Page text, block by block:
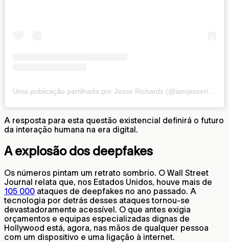
A resposta para esta questão existencial definirá o futuro
da interação humana na era digital.
A explosão dos deepfakes
Os números pintam um retrato sombrio. O Wall Street
Journal relata que, nos Estados Unidos, houve mais de
105 000 ataques de deepfakes no ano passado. A
tecnologia por detrás desses ataques tornou-se
devastadoramente acessível. O que antes exigia
orçamentos e equipas especializadas dignas de
Hollywood está, agora, nas mãos de qualquer pessoa
com um dispositivo e uma ligação à internet.